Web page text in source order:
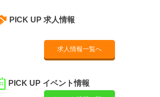
PICK UP 求人情報
求人情報一覧へ
PICK UP イベント情報